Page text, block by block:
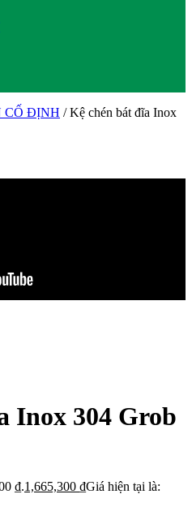
CỐ ĐỊNH / Kệ chén bát đĩa Inox
Inox 304 Grob
₫.1,665,300 ₫Giá hiện tại là: